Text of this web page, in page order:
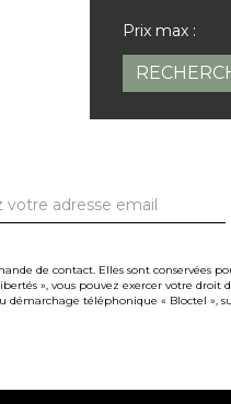
Prix max :
de contact. Elles sont conservées
», vous pouvez exercer votre droit
téléphonique « Bloctel »,